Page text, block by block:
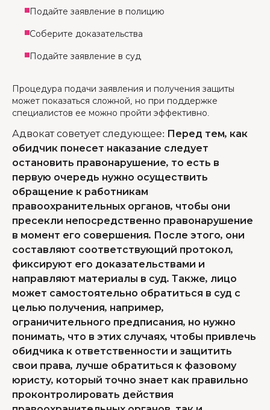
Подайте заявление в полицию
Соберите доказательства
Подайте заявление в суд
Процедура подачи заявления и получения защиты
может показаться сложной, но при поддержке
специалистов ее можно пройти эффективно.
Адвокат советует следующее: Перед тем, как
обидчик понесет наказание следует
остановить правонарушение, то есть в
первую очередь нужно осуществить
обращение к работникам
правоохранительных органов, чтобы они
пресекли непосредственно правонарушение
в момент его совершения. После этого, они
составляют соответствующий протокол,
фиксируют его доказательствами и
направляют материалы в суд. Также, лицо
может самостоятельно обратиться в суд с
целью получения, например,
ограничительного предписания, но нужно
понимать, что в этих случаях, чтобы привлечь
обидчика к ответственности и защитить
свои права, лучше обратиться к фазовому
юристу, который точно знает как правильно
проконтролировать действия